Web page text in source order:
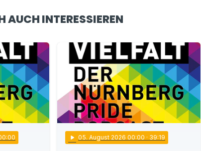
AUCH INTERESSIEREN
play_arrow 05. August 2026 00:00 · 39:19